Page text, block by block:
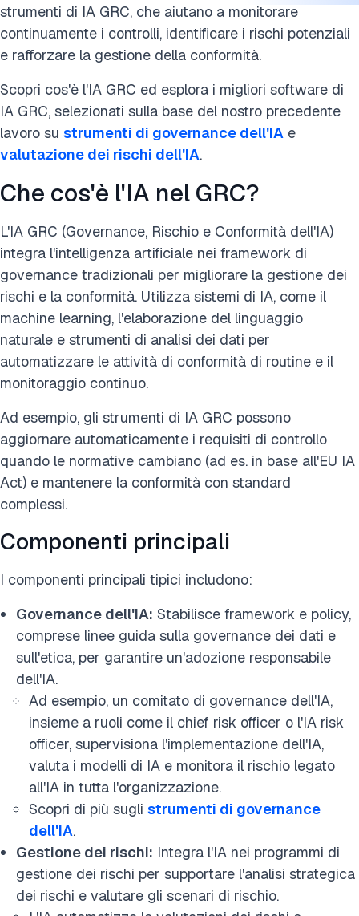
strumenti di IA GRC, che aiutano a monitorare
continuamente i controlli, identificare i rischi potenziali
e rafforzare la gestione della conformità.
Scopri cos'è l'IA GRC ed esplora i migliori software di
IA GRC, selezionati sulla base del nostro precedente
lavoro su strumenti di governance dell'IA e
valutazione dei rischi dell'IA.
Che cos'è l'IA nel GRC?
L'IA GRC (Governance, Rischio e Conformità dell'IA)
integra l'intelligenza artificiale nei framework di
governance tradizionali per migliorare la gestione dei
rischi e la conformità. Utilizza sistemi di IA, come il
machine learning, l'elaborazione del linguaggio
naturale e strumenti di analisi dei dati per
automatizzare le attività di conformità di routine e il
monitoraggio continuo.
Ad esempio, gli strumenti di IA GRC possono
aggiornare automaticamente i requisiti di controllo
quando le normative cambiano (ad es. in base all'EU IA
Act) e mantenere la conformità con standard
complessi.
Componenti principali
I componenti principali tipici includono:
Governance dell'IA: Stabilisce framework e policy,
comprese linee guida sulla governance dei dati e
sull'etica, per garantire un'adozione responsabile
dell'IA.
Ad esempio, un comitato di governance dell'IA,
insieme a ruoli come il chief risk officer o l'IA risk
officer, supervisiona l'implementazione dell'IA,
valuta i modelli di IA e monitora il rischio legato
all'IA in tutta l'organizzazione.
Scopri di più sugli strumenti di governance
dell'IA.
Gestione dei rischi: Integra l'IA nei programmi di
gestione dei rischi per supportare l'analisi strategica
dei rischi e valutare gli scenari di rischio.